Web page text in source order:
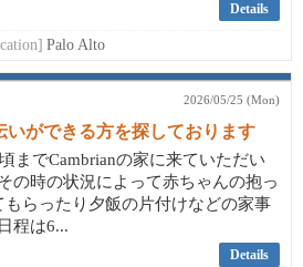
Details
Palo Alto
2026/05/25 (Mon)
いができる方を探しております
までCambrianの家に来ていただい
の時の状況によって赤ちゃんの抱っ
もらったり夕飯の片付けなどの家事
程は6...
Details